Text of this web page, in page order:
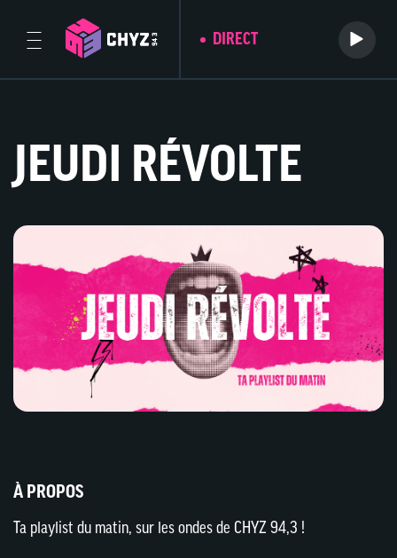
DIRECT
JEUDI RÉVOLTE
À PROPOS
Ta playlist du matin, sur les ondes de CHYZ 94,3 !